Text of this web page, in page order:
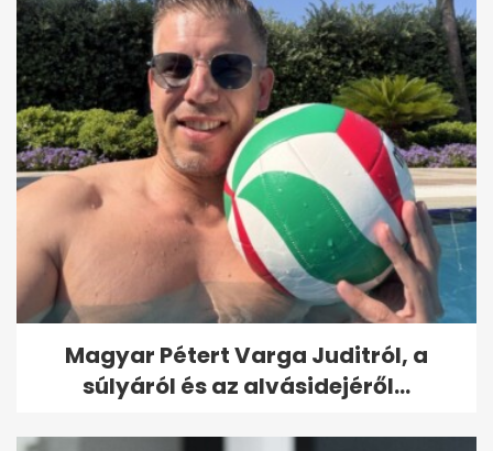
Magyar Pétert Varga Juditról, a
súlyáról és az alvásidejéről...